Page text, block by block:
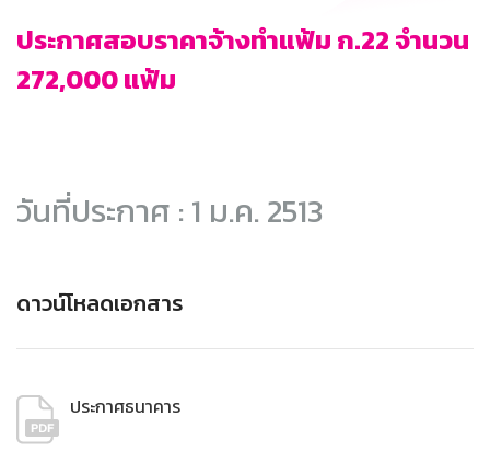
ประกาศสอบราคาจ้างทำแฟ้ม ก.22 จำนวน
272,000 แฟ้ม
วันที่ประกาศ : 1 ม.ค. 2513
ดาวน์โหลดเอกสาร
ประกาศธนาคาร